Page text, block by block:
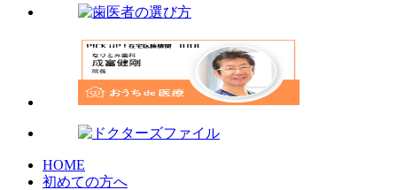
HOME
初めての方へ